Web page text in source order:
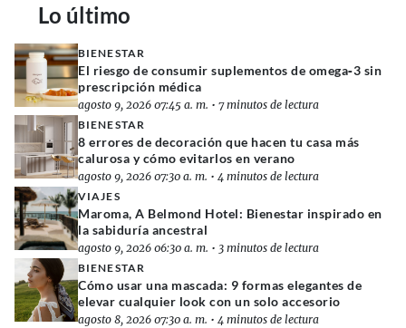
Lo último
BIENESTAR
El riesgo de consumir suplementos de omega‑3 sin
prescripción médica
agosto 9, 2026 07:45 a. m. • 7 minutos de lectura
BIENESTAR
8 errores de decoración que hacen tu casa más
calurosa y cómo evitarlos en verano
agosto 9, 2026 07:30 a. m. • 4 minutos de lectura
VIAJES
Maroma, A Belmond Hotel: Bienestar inspirado en
la sabiduría ancestral
agosto 9, 2026 06:30 a. m. • 3 minutos de lectura
BIENESTAR
Cómo usar una mascada: 9 formas elegantes de
elevar cualquier look con un solo accesorio
agosto 8, 2026 07:30 a. m. • 4 minutos de lectura